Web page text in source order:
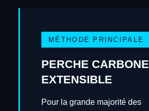
MÉTHODE PRINCIPALE
PERCHE CARBONE
EXTENSIBLE
Pour la grande majorité des